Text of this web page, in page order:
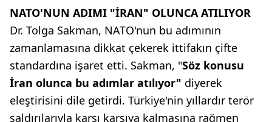
NATO'NUN ADIMI "İRAN" OLUNCA ATILIYOR
Dr. Tolga Sakman, NATO'nun bu adımının
zamanlamasına dikkat çekerek ittifakın çifte
standardına işaret etti. Sakman, "Söz konusu
İran olunca bu adımlar atılıyor" diyerek
eleştirisini dile getirdi. Türkiye'nin yıllardır terör
saldırılarıyla karşı karşıya kalmasına rağmen